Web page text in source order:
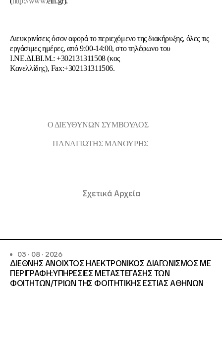
Διευκρινίσεις όσον αφορά το περιεχόμενο της διακήρυξης, όλες τις
εργάσιμες ημέρες, από 9:00-14:00, στο τηλέφωνο του
Ι.ΝΕ.ΔΙ.ΒΙ.Μ.: +302131311508 (κος
Κανελλίδης), Fax:+302131311506.
Ο ΔΙΕΥΘΥΝΩΝ ΣΥΜΒΟΥΛΟΣ
ΠΑΝΑΓΙΩΤΗΣ ΜΑΝΟΥΡΗΣ
Σχετικά Αρχεία
03 · 08 · 2026
ΔΙΕΘΝΗΣ ΑΝΟΙΧΤΟΣ ΗΛΕΚΤΡΟΝΙΚΟΣ ΔΙΑΓΩΝΙΣΜΟΣ ΜΕ
ΠΕΡΙΓΡΑΦΗ:ΥΠΗΡΕΣΙΕΣ METAΣΤΕΓΑΣΗΣ ΤΩΝ
ΦΟΙΤΗΤΩΝ/ΤΡΙΩΝ ΤΗΣ ΦΟΙΤΗΤΙΚΗΣ ΕΣΤΙΑΣ ΑΘΗΝΩΝ